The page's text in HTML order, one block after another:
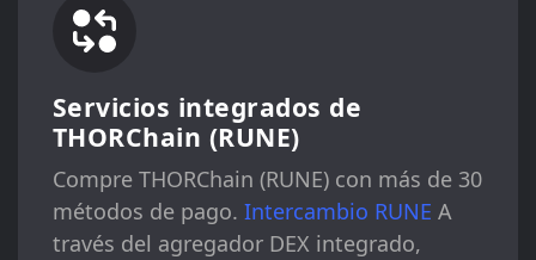
Servicios integrados de
THORChain (RUNE)
Compre THORChain (RUNE) con más de 30
métodos de pago. Intercambio RUNE A
través del agregador DEX integrado,